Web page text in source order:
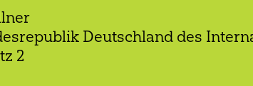
Deutschland des
2